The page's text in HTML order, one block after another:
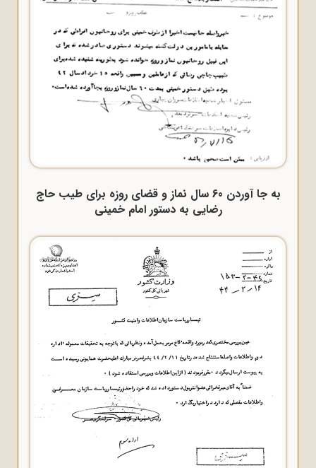
به جا آوردن 60 سال نماز و قضای روزه برای طیب حاج
رضایی به دستور امام خمینی